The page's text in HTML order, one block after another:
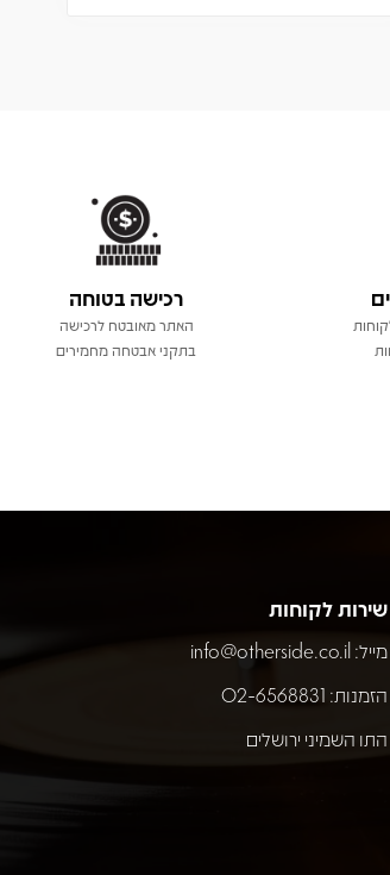
רכישה בטוחה
האתר מאובטח לרכישה
בתקני אבטחה מחמירים
שירות לקוחות
מייל: info@otherside.co.il
הזמנות: 02-6568831
התו השמיני ירושלים